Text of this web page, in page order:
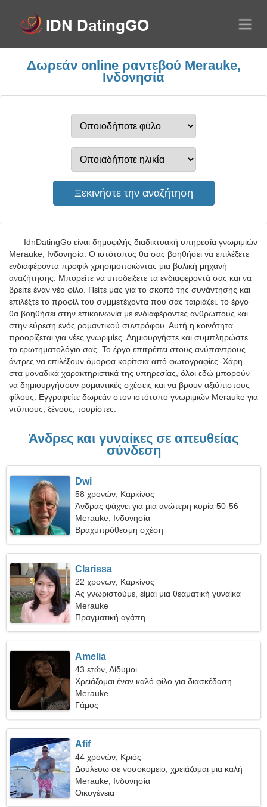
Δωρεάν online ραντεβού Merauke,
Ινδονησία
IdnDatingGo είναι δημοφιλής διαδικτυακή υπηρεσία γνωριμιών
Merauke, Ινδονησία. Ο ιστότοπος θα σας βοηθήσει να επιλέξετε
ενδιαφέροντα προφίλ χρησιμοποιώντας μια βολική μηχανή
αναζήτησης. Μπορείτε να υποδείξετε τα ενδιαφέροντά σας και να
βρείτε έναν νέο φίλο. Πείτε μας για το σκοπό της συνάντησης και
επιλέξτε το προφίλ του συμμετέχοντα που σας ταιριάζει. το έργο
θα βοηθήσει στην επικοινωνία με ενδιαφέροντες ανθρώπους και
στην εύρεση ενός ρομαντικού συντρόφου. Αυτή η κοινότητα
προορίζεται για νέες γνωριμίες. Δημιουργήστε και συμπληρώστε
το ερωτηματολόγιο σας. Το έργο επιτρέπει στους ανύπαντρους
άντρες να επιλέξουν όμορφα κορίτσια από φωτογραφίες. Χάρη
στα μοναδικά χαρακτηριστικά της υπηρεσίας, όλοι εδώ μπορούν
να δημιουργήσουν ρομαντικές σχέσεις και να βρουν αξιόπιστους
φίλους. Εγγραφείτε δωρεάν στον ιστότοπο γνωριμιών Merauke για
ντόπιους, ξένους, τουρίστες.
Άνδρες και γυναίκες σε απευθείας
σύνδεση
Dwi
58 χρονών, Καρκίνος
Άνδρας ψάχνει για μια ανώτερη κυρία 50-56
Merauke, Ινδονησία
Βραχυπρόθεσμη σχέση
Clarissa
22 χρονών, Καρκίνος
Ας γνωριστούμε, είμαι μια θεαματική γυναίκα
Merauke
Πραγματική αγάπη
Amelia
43 ετών, Δίδυμοι
Χρειάζομαι έναν καλό φίλο για διασκέδαση
Merauke
Γάμος
Afif
44 χρονών, Κριός
Δουλεύω σε νοσοκομείο, χρειάζομαι μια καλή
γυναίκα
Merauke, Ινδονησία
Οικογένεια